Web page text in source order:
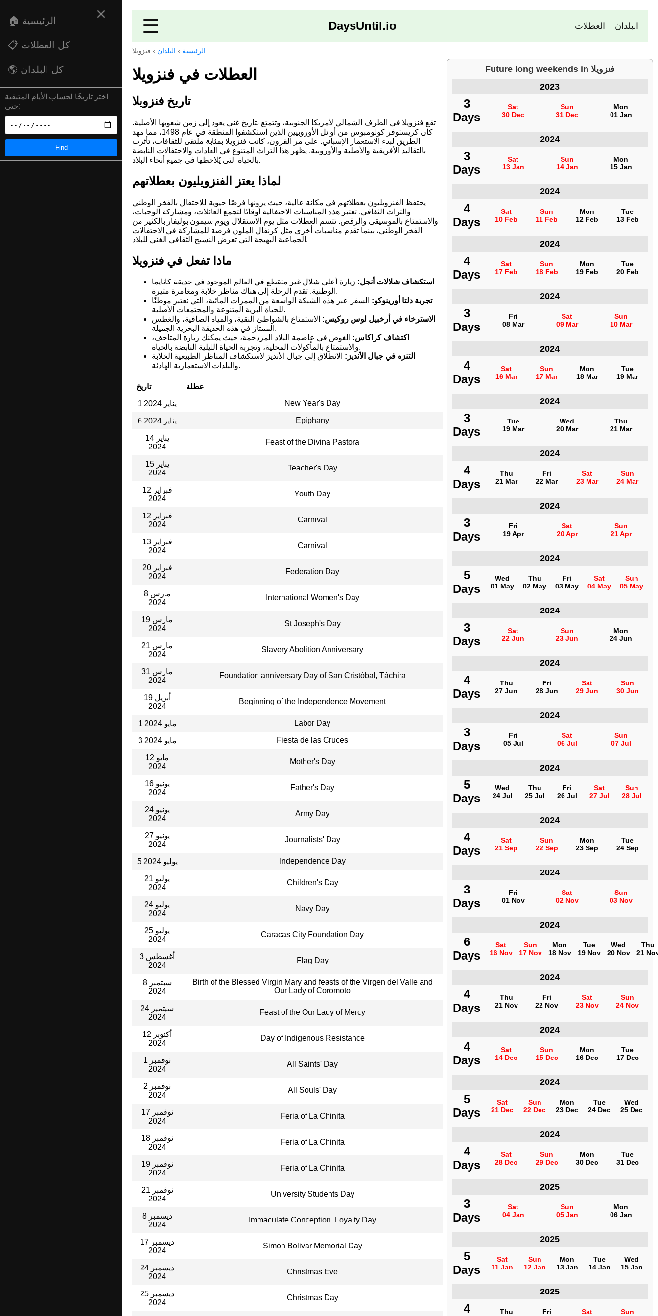
× 🏠 الرئيسية
📋 كل العطلات
🌎 كل البلدان
اختر تاريخًا لحساب الأيام المتبقية
حتى:
Find
☰ DaysUntil.io العطلات البلدان
الرئيسية › البلدان › فنزويلا
العطلات في فنزويلا
تاريخ فنزويلا
تقع فنزويلا في الطرف الشمالي لأمريكا الجنوبية، وتتمتع بتاريخ غني يعود إلى زمن شعوبها الأصلية.
كان كريستوفر كولومبوس من أوائل الأوروبيين الذين استكشفوا المنطقة في عام 1498، مما مهد
الطريق لبدء الاستعمار الإسباني. على مر القرون، كانت فنزويلا بمثابة ملتقى للثقافات، تأثرت
بالتقاليد الأفريقية والأصلية والأوروبية. يظهر هذا التراث المتنوع في العادات والاحتفالات النابضة
بالحياة التي يُلاحظها في جميع أنحاء البلاد.
لماذا يعتز الفنزويليون بعطلاتهم
يحتفظ الفنزويليون بعطلاتهم في مكانة عالية، حيث يرونها فرصًا حيوية للاحتفال بالفخر الوطني
والتراث الثقافي. تعتبر هذه المناسبات الاحتفالية أوقاتًا لتجمع العائلات، ومشاركة الوجبات،
والاستمتاع بالموسيقى والرقص. تتسم العطلات مثل يوم الاستقلال ويوم سيمون بوليفار بالكثير من
الفخر الوطني، بينما تقدم مناسبات أخرى مثل كرنفال الملون فرصة للمشاركة في الاحتفالات
الجماعية البهيجة التي تعرض النسيج الثقافي الغني للبلاد.
ماذا تفعل في فنزويلا
استكشاف شلالات أنجل: زيارة أعلى شلال غير متقطع في العالم الموجود في حديقة كانايما
الوطنية. تقدم الرحلة إلى هناك مناظر خلابة ومغامرة مثيرة.
تجربة دلتا أورينوكو: السفر عبر هذه الشبكة الواسعة من الممرات المائية، التي تعتبر موطنًا
للحياة البرية المتنوعة والمجتمعات الأصلية.
الاسترخاء في أرخبيل لوس روكيس: الاستمتاع بالشواطئ النقية، والمياه الصافية، والغطس
الممتاز في هذه الحديقة البحرية الجميلة.
اكتشاف كراكاس: الغوص في عاصمة البلاد المزدحمة، حيث يمكنك زيارة المتاحف،
والاستمتاع بالمأكولات المحلية، وتجربة الحياة الليلية النابضة بالحياة.
التنزه في جبال الأنديز: الانطلاق إلى جبال الأنديز لاستكشاف المناظر الطبيعية الخلابة
والبلدات الاستعمارية الهادئة.
تاريخ عطلة
1 يناير 2024 New Year's Day
6 يناير 2024 Epiphany
14 يناير
2024
Feast of the Divina Pastora
15 يناير
2024
Teacher's Day
12 فبراير
2024
Youth Day
12 فبراير
2024
Carnival
13 فبراير
2024
Carnival
20 فبراير
2024
Federation Day
8 مارس
2024
International Women's Day
19 مارس
2024
St Joseph's Day
21 مارس
2024
Slavery Abolition Anniversary
31 مارس
2024
Foundation anniversary Day of San Cristóbal, Táchira
19 أبريل
2024
Beginning of the Independence Movement
1 مايو 2024 Labor Day
3 مايو 2024 Fiesta de las Cruces
12 مايو
2024
Mother's Day
16 يونيو
2024
Father's Day
24 يونيو
2024
Army Day
27 يونيو
2024
Journalists' Day
5 يوليو 2024 Independence Day
21 يوليو
2024
Children's Day
24 يوليو
2024
Navy Day
25 يوليو
2024
Caracas City Foundation Day
3 أغسطس
2024
Flag Day
8 سبتمبر
2024
Birth of the Blessed Virgin Mary and feasts of the Virgen del Valle and
Our Lady of Coromoto
24 سبتمبر
2024
Feast of the Our Lady of Mercy
12 أكتوبر
2024
Day of Indigenous Resistance
1 نوفمبر
2024
All Saints' Day
2 نوفمبر
2024
All Souls' Day
17 نوفمبر
2024
Feria of La Chinita
18 نوفمبر
2024
Feria of La Chinita
19 نوفمبر
2024
Feria of La Chinita
21 نوفمبر
2024
University Students Day
8 ديسمبر
2024
Immaculate Conception, Loyalty Day
17 ديسمبر
2024
Simon Bolivar Memorial Day
24 ديسمبر
2024
Christmas Eve
25 ديسمبر
2024
Christmas Day
عطلات نهاية أسبوع طويلة
فنزويلا
3
Days
Sat
30 Dec
Sun
31 Dec
Mon
01 Jan
فنزويلا
3
Days
Sat
13 Jan
Sun
14 Jan
Mon
15 Jan
فنزويلا
4
Days
Sat
10 Feb
Sun
11 Feb
Mon
12 Feb
Tue
13 Feb
فنزويلا
4
Days
Sat
17 Feb
Sun
18 Feb
Mon
19 Feb
Tue
20 Feb
فنزويلا
3
Days
Fri
08 Mar
Sat
09 Mar
Sun
10 Mar
فنزويلا
4
Days
Sat
16 Mar
Sun
17 Mar
Mon
18 Mar
Tue
19 Mar
فنزويلا
3
Days
Tue
19 Mar
Wed
20 Mar
Thu
21 Mar
فنزويلا
4
Days
Thu
21 Mar
Fri
22 Mar
Sat
23 Mar
Sun
24 Mar
فنزويلا
3
Days
Fri
19 Apr
Sat
20 Apr
Sun
21 Apr
فنزويلا
5
Days
Wed
01 May
Thu
02 May
Fri
03 May
Sat
04 May
Sun
05 May
فنزويلا
3
Days
Sat
22 Jun
Sun
23 Jun
Mon
24 Jun
فنزويلا
4
Days
Thu
27 Jun
Fri
28 Jun
Sat
29 Jun
Sun
30 Jun
فنزويلا
3
Days
Fri
05 Jul
Sat
06 Jul
Sun
07 Jul
فنزويلا
5
Days
Wed
24 Jul
Thu
25 Jul
Fri
26 Jul
Sat
27 Jul
Sun
28 Jul
فنزويلا
4
Days
Sat
21 Sep
Sun
22 Sep
Mon
23 Sep
Tue
24 Sep
فنزويلا
3
Days
Fri
01 Nov
Sat
02 Nov
Sun
03 Nov
فنزويلا
6
Days
Sat
16 Nov
Sun
17 Nov
Mon
18 Nov
Tue
19 Nov
Wed
20 Nov
Thu
21
فنزويلا
4
Days
Thu
21 Nov
Fri
22 Nov
Sat
23 Nov
Sun
24 Nov
فنزويلا
4
Days
Sat
14 Dec
Sun
15 Dec
Mon
16 Dec
Tue
17 Dec
فنزويلا
5
Days
Sat
21 Dec
Sun
22 Dec
Mon
23 Dec
Tue
24 Dec
Wed
25 Dec
فنزويلا
4
Days
Sat
28 Dec
Sun
29 Dec
Mon
30 Dec
Tue
31 Dec
فنزويلا
3
Days
Sat
04 Jan
Sun
05 Jan
Mon
06 Jan
فنزويلا
5
Days
Sat
11 Jan
Sun
12 Jan
Mon
13 Jan
Tue
14 Jan
Wed
15 Jan
فنزويلا
4
Thu
Fri
Sat
Sun
Future long weekends in فنزويلا
2023
3
Days
Sat
30 Dec
Sun
31 Dec
Mon
01 Jan
2024
3
Days
Sat
13 Jan
Sun
14 Jan
Mon
15 Jan
2024
4
Days
Sat
10 Feb
Sun
11 Feb
Mon
12 Feb
Tue
13 Feb
2024
4
Days
Sat
17 Feb
Sun
18 Feb
Mon
19 Feb
Tue
20 Feb
2024
3
Days
Fri
08 Mar
Sat
09 Mar
Sun
10 Mar
2024
4
Days
Sat
16 Mar
Sun
17 Mar
Mon
18 Mar
Tue
19 Mar
2024
3
Days
Tue
19 Mar
Wed
20 Mar
Thu
21 Mar
2024
4
Days
Thu
21 Mar
Fri
22 Mar
Sat
23 Mar
Sun
24 Mar
2024
3
Days
Fri
19 Apr
Sat
20 Apr
Sun
21 Apr
2024
5
Days
Wed
01 May
Thu
02 May
Fri
03 May
Sat
04 May
Sun
05 May
2024
3
Days
Sat
22 Jun
Sun
23 Jun
Mon
24 Jun
2024
4
Days
Thu
27 Jun
Fri
28 Jun
Sat
29 Jun
Sun
30 Jun
2024
3
Days
Fri
05 Jul
Sat
06 Jul
Sun
07 Jul
2024
5
Days
Wed
24 Jul
Thu
25 Jul
Fri
26 Jul
Sat
27 Jul
Sun
28 Jul
2024
4
Days
Sat
21 Sep
Sun
22 Sep
Mon
23 Sep
Tue
24 Sep
2024
3
Days
Fri
01 Nov
Sat
02 Nov
Sun
03 Nov
2024
6
Days
Sat
16 Nov
Sun
17 Nov
Mon
18 Nov
Tue
19 Nov
Wed
20 Nov
Thu
21
2024
4
Days
Thu
21 Nov
Fri
22 Nov
Sat
23 Nov
Sun
24 Nov
2024
4
Days
Sat
14 Dec
Sun
15 Dec
Mon
16 Dec
Tue
17 Dec
2024
5
Days
Sat
21 Dec
Sun
22 Dec
Mon
23 Dec
Tue
24 Dec
Wed
25 Dec
2024
4
Days
Sat
28 Dec
Sun
29 Dec
Mon
30 Dec
Tue
31 Dec
2025
3
Days
Sat
04 Jan
Sun
05 Jan
Mon
06 Jan
2025
5
Days
Sat
11 Jan
Sun
12 Jan
Mon
13 Jan
Tue
14 Jan
Wed
15 Jan
2025
4
Thu
Fri
Sat
Sun